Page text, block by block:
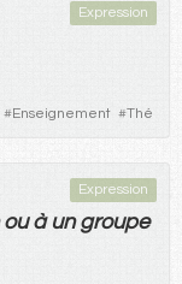
Expression
#Enseignement #Thé
Expression
ou à un groupe